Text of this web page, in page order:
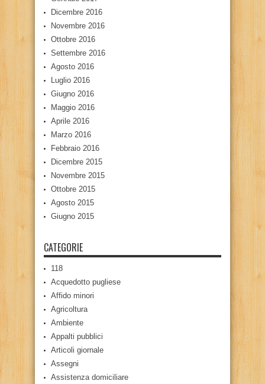
Dicembre 2016
Novembre 2016
Ottobre 2016
Settembre 2016
Agosto 2016
Luglio 2016
Giugno 2016
Maggio 2016
Aprile 2016
Marzo 2016
Febbraio 2016
Dicembre 2015
Novembre 2015
Ottobre 2015
Agosto 2015
Giugno 2015
CATEGORIE
118
Acquedotto pugliese
Affido minori
Agricoltura
Ambiente
Appalti pubblici
Articoli giornale
Assegni
Assistenza domiciliare